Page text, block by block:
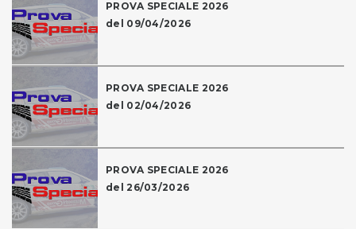
PROVA SPECIALE 2026
del 09/04/2026
PROVA SPECIALE 2026
del 02/04/2026
PROVA SPECIALE 2026
del 26/03/2026